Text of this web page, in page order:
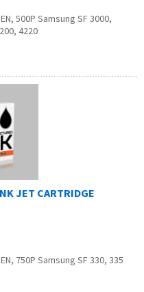
500P Samsung SF 3000,
4220
JET CARTRIDGE
750P Samsung SF 330, 335